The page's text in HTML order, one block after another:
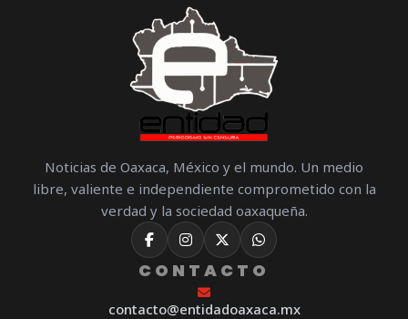
Noticias de Oaxaca, México y el mundo. Un medio
libre, valiente e independiente comprometido con la
verdad y la sociedad oaxaqueña.
CONTACTO
contacto@entidadoaxaca.mx